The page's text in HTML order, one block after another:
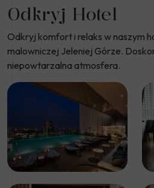
Odkryj Hotel
Odkryj komfort i relaks w naszym
malowniczej Jeleniej Górze.
niepowtarzalna atmosfera.